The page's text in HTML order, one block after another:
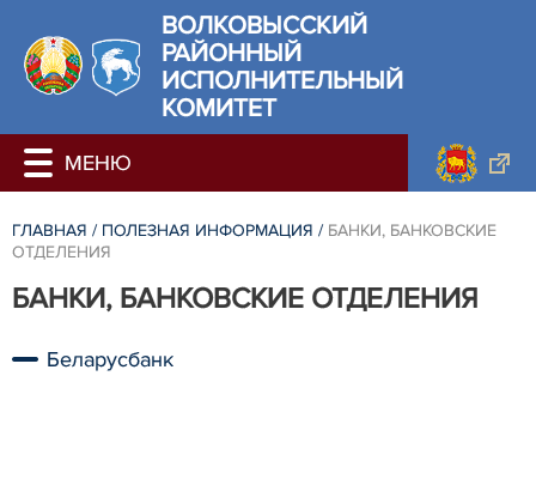
ВОЛКОВЫССКИЙ
РАЙОННЫЙ
ИСПОЛНИТЕЛЬНЫЙ
КОМИТЕТ
ГЛАВНАЯ / ПОЛЕЗНАЯ ИНФОРМАЦИЯ / БАНКИ, БАНКОВСКИЕ
ОТДЕЛЕНИЯ
БАНКИ, БАНКОВСКИЕ ОТДЕЛЕНИЯ
Беларусбанк